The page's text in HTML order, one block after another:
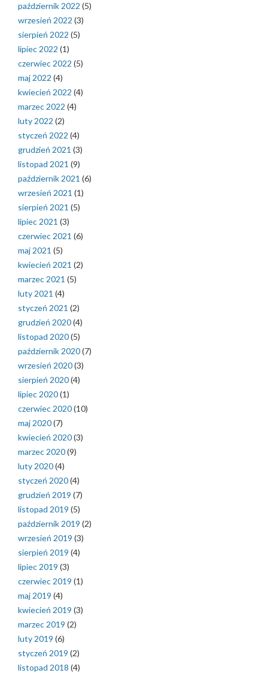
październik 2022 (5)
wrzesień 2022 (3)
sierpień 2022 (5)
lipiec 2022 (1)
czerwiec 2022 (5)
maj 2022 (4)
kwiecień 2022 (4)
marzec 2022 (4)
luty 2022 (2)
styczeń 2022 (4)
grudzień 2021 (3)
listopad 2021 (9)
październik 2021 (6)
wrzesień 2021 (1)
sierpień 2021 (5)
lipiec 2021 (3)
czerwiec 2021 (6)
maj 2021 (5)
kwiecień 2021 (2)
marzec 2021 (5)
luty 2021 (4)
styczeń 2021 (2)
grudzień 2020(4)
listopad 2020(5)
październik 2020(7)
wrzesień 2020(3)
sierpień 2020(4)
lipiec 2020(1)
czerwiec 2020(10)
maj 2020(7)
kwiecień 2020(3)
marzec 2020(9)
luty 2020(4)
styczeń 2020(4)
grudzień 2019 (7)
listopad 2019 (5)
październik 2019 (2)
wrzesień 2019 (3)
sierpień 2019 (4)
lipiec 2019 (3)
czerwiec 2019 (1)
maj 2019 (4)
kwiecień 2019 (3)
marzec 2019 (2)
luty 2019 (6)
styczeń 2019 (2)
listopad 2018 (4)